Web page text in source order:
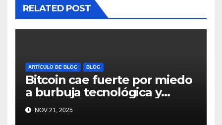
RELATED POST
ARTÍCULO DE BLOG BLOG
Bitcoin cae fuerte por miedo
a burbuja tecnológica y
nervios en AI #crypto
#Bitcoin
NOV 21, 2025